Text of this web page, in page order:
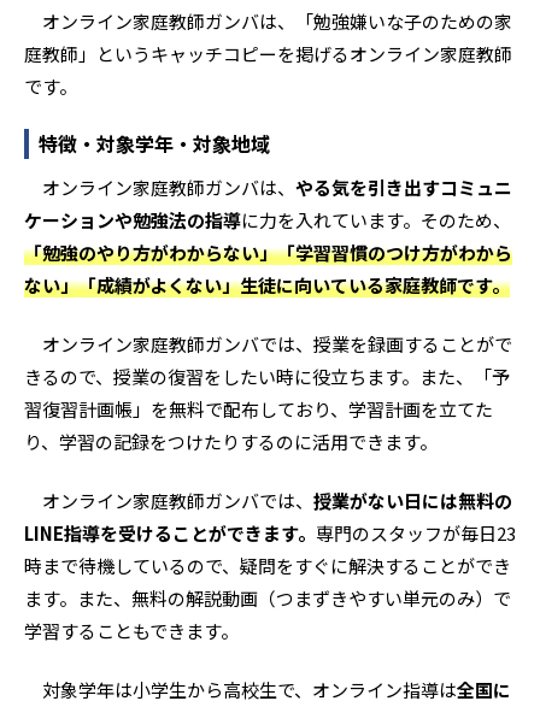
オンライン家庭教師ガンバは、「勉強嫌いな子のための家
庭教師」というキャッチコピーを掲げるオンライン家庭教師
です。
特徴・対象学年・対象地域
オンライン家庭教師ガンバは、 やる気を引き出すコミュニ
ケーションや勉強法の指導に力を入れています。そのため、
「勉強のやり方がわからない」「学習習慣のつけ方がわから
ない」「成績がよくない」生徒に向いている家庭教師です。
オンライン家庭教師ガンバでは、授業を録画することがで
きるので、授業の復習をしたい時に役立ちます。また、「予
習復習計画帳」を無料で配布しており、学習計画を立てた
り、学習の記録をつけたりするのに活用できます。
オンライン家庭教師ガンバでは、 授業がない日には無料の
LINE指導を受けることができます。 専門のスタッフが毎日23
時まで待機しているので、疑問をすぐに解決することができ
ます。また、無料の解説動画（つまずきやすい単元のみ）で
学習することもできます。
対象学年は小学生から高校生で、オンライン指導は全国に